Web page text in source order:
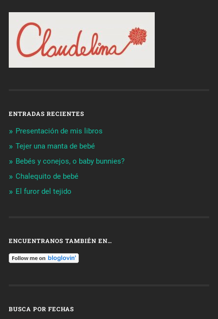
ENTRADAS RECIENTES
Presentación de mis libros
Tejer una manta de bebé
Bebés y conejos, o baby bunnies?
Chalequito de bebé
El furor del tejido
ENCUENTRANOS TAMBIÉN EN…
BUSCA POR FECHAS